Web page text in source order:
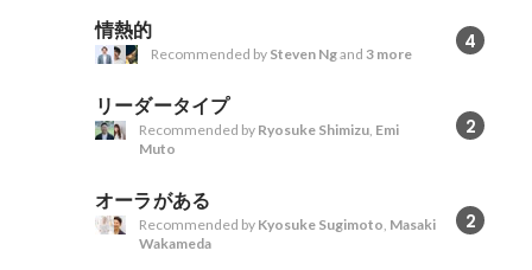
情熱的 4
Recommended by Steven Ngand 3 more
リーダータイプ
2
Recommended by Ryosuke Shimizu, Emi
Muto
オーラがある
2
Recommended by Kyosuke Sugimoto, Masaki
Wakameda